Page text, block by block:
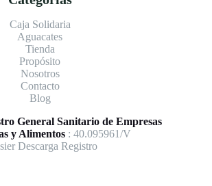
Caja Solidaria
Aguacates
Tienda
Propósito
Nosotros
Contacto
Blog
General Sanitario de Empresas
y Alimentos : 40.095961/V
Descarga Registro